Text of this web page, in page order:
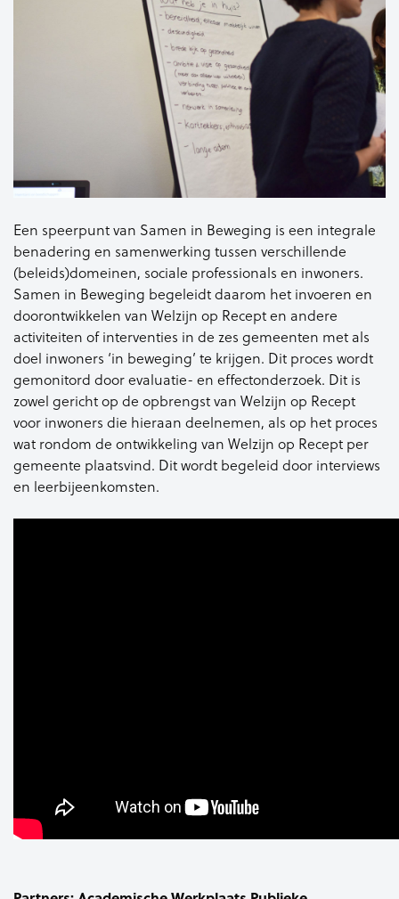
Een speerpunt van Samen in Beweging is een integrale
benadering en samenwerking tussen verschillende
(beleids)domeinen, sociale professionals en inwoners.
Samen in Beweging begeleidt daarom het invoeren en
doorontwikkelen van Welzijn op Recept en andere
activiteiten of interventies in de zes gemeenten met als
doel inwoners ‘in beweging’ te krijgen. Dit proces wordt
gemonitord door evaluatie- en effectonderzoek. Dit is
zowel gericht op de opbrengst van Welzijn op Recept
voor inwoners die hieraan deelnemen, als op het proces
wat rondom de ontwikkeling van Welzijn op Recept per
gemeente plaatsvind. Dit wordt begeleid door interviews
en leerbijeenkomsten.